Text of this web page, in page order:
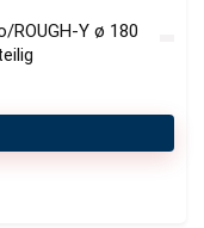
ROUGH-Y ø 180